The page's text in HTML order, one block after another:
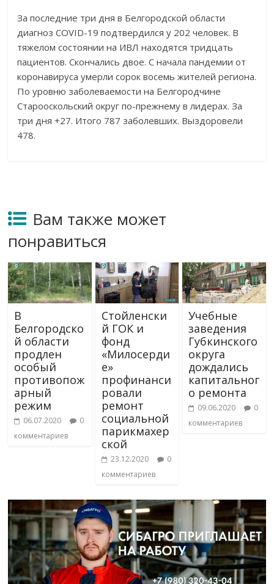
За последние три дня в Белгородской области
диагноз COVID-19 подтвердился у 202 человек. В
тяжелом состоянии на ИВЛ находятся тридцать
пациентов. Скончались двое. С начала пандемии от
коронавируса умерли сорок восемь жителей региона.
По уровню заболеваемости на Белгородчине
Старооскольский округ по-прежнему в лидерах. За
три дня +27. Итого 787 заболевших. Выздоровели
478.
Вам также может
понравиться
В
Белгородско
й области
продлен
особый
противопож
арный
режим
06.07.2020
0
комментариев
Стойленски
й ГОК и
фонд
«Милосерди
е»
профинанси
ровали
ремонт
социальной
парикмахер
ской
23.12.2020
0
комментариев
Учебные
заведения
Губкинского
округа
дождались
капитальног
о ремонта
09.06.2020
0
комментариев